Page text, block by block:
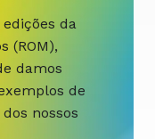
da
(ROM),
damos
de
nossos